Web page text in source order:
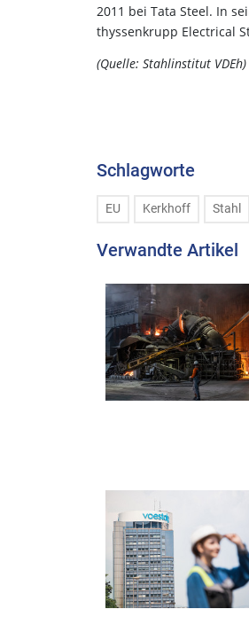
2011 bei Tata Steel. In
thyssenkrupp Electrical
(Quelle: Stahlinstitut VDEh)
Schlagworte
EU Kerkhoff Stahl
Verwandte Artikel